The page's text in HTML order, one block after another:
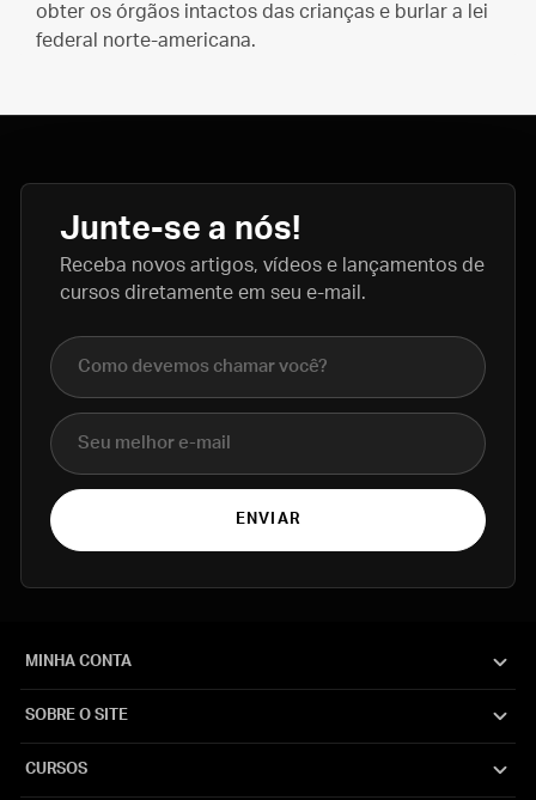
obter os órgãos intactos das crianças e burlar a lei
federal norte-americana.
Junte-se a nós!
Receba novos artigos, vídeos e lançamentos de
cursos diretamente em seu e-mail.
Nome completo
E-mail
ENVIAR
MINHA CONTA
SOBRE O SITE
CURSOS